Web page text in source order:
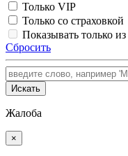
Только VIP
Только со страховкой
Показывать только
Сбросить
Искать
Жалоба
×